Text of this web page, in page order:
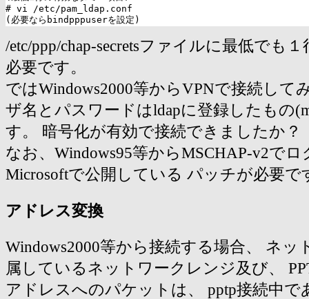
# vi /etc/pam_ldap.conf
/etc/ppp/chap-secretsファイルに最低でも
必要です。
ではWindows2000等からVPNで接続して
ザ名とパスワードはldapに登録したもの
す。 暗号化が有効で接続できましたか？
なお、Windows95等からMSCHAP-v2で
Microsoftで公開している パッチが必要で
アドレス変換
Windows2000等から接続する場合、 ネッ
属しているネットワークレンジ及び、
アドレスへのパケットは、 pptp接続中で